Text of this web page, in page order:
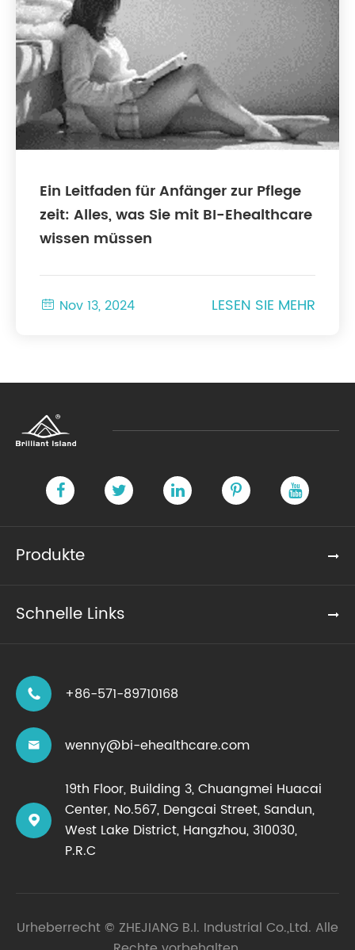
Ein Leitfaden für Anfänger zur Pflege
zeit: Alles, was Sie mit BI-Ehealthcare
wissen müssen
 Nov 13, 2024 LESEN SIE MEHR
Produkte
Schnelle Links
 +86-571-89710168
 wenny@bi-ehealthcare.com

19th Floor, Building 3, Chuangmei Huacai
Center, No.567, Dengcai Street, Sandun,
West Lake District, Hangzhou, 310030,
P.R.C
Urheberrecht © ZHEJIANG B.I. Industrial Co.,Ltd. Alle